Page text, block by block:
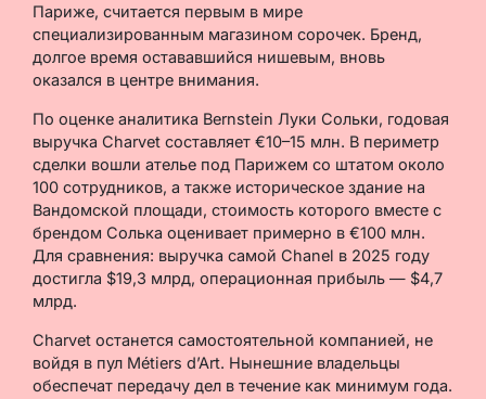
Париже, считается первым в мире
специализированным магазином сорочек. Бренд,
долгое время остававшийся нишевым, вновь
оказался в центре внимания.
По оценке аналитика Bernstein Луки Сольки, годовая
выручка Charvet составляет €10–15 млн. В периметр
сделки вошли ателье под Парижем со штатом около
100 сотрудников, а также историческое здание на
Вандомской площади, стоимость которого вместе с
брендом Солька оценивает примерно в €100 млн.
Для сравнения: выручка самой Chanel в 2025 году
достигла $19,3 млрд, операционная прибыль — $4,7
млрд.
Charvet останется самостоятельной компанией, не
войдя в пул Métiers d’Art. Нынешние владельцы
обеспечат передачу дел в течение как минимум года.